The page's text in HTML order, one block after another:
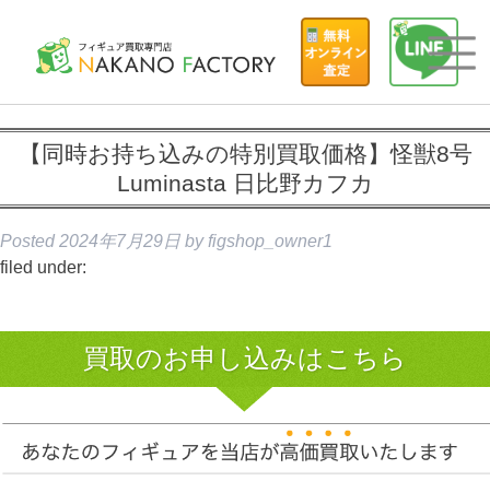
【同時お持ち込みの特別買取価格】怪獣8号
Luminasta 日比野カフカ
Posted 2024年7月29日 by figshop_owner1
filed under:
買取のお申し込みはこちら